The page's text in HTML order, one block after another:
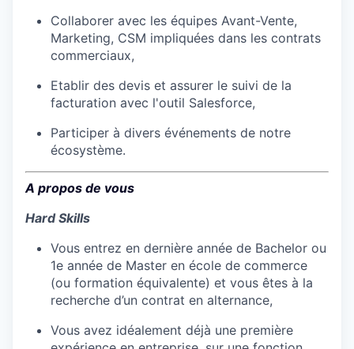
Collaborer avec les équipes Avant-Vente,
Marketing, CSM impliquées dans les contrats
commerciaux,
Etablir des devis et assurer le suivi de la
facturation avec l'outil Salesforce,
Participer à divers événements de notre
écosystème.
A propos de vous
Hard Skills
Vous entrez en dernière année de Bachelor ou
1e année de Master en école de commerce
(ou formation équivalente) et vous êtes à la
recherche d’un contrat en alternance,
Vous avez idéalement déjà une première